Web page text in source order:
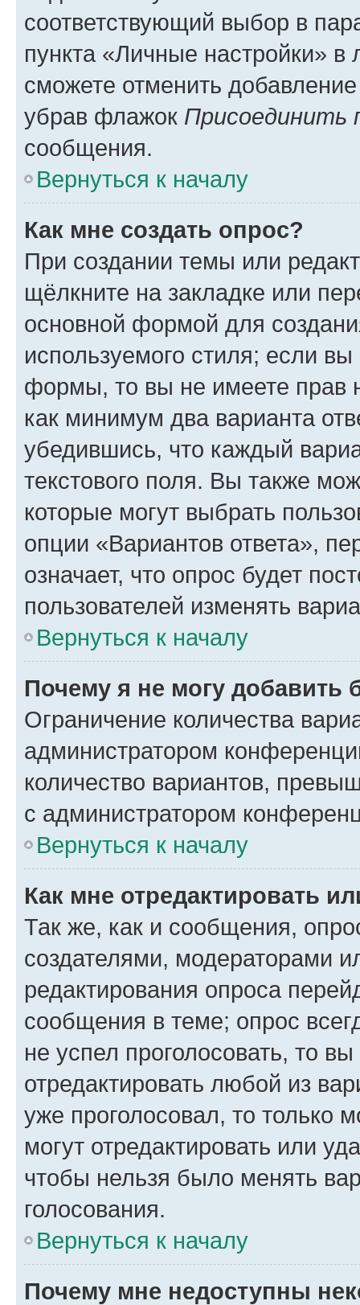
соответствующий выбор в
пункта «Личные настройки»
сможете отменить
убрав флажок Присоединить
сообщения.
Вернуться к началу
Как мне создать опрос?
При создании темы или
щёлкните на закладке или
основной формой для
используемого стиля; если
формы, то вы не имеете прав
как минимум два варианта
убедившись, что каждый
текстового поля. Вы также
которые могут выбрать
опции «Вариантов ответа»,
означает, что опрос будет
пользователей изменять
Вернуться к началу
Почему я не могу добавить
Ограничение количества
администратором
количество вариантов,
с администратором
Вернуться к началу
Как мне отредактировать
Так же, как и сообщения,
создателями, модераторами
редактирования опроса
сообщения в теме; опрос
не успел проголосовать, то
отредактировать любой из
уже проголосовал, то только
могут отредактировать или
чтобы нельзя было менять
голосования.
Вернуться к началу
Почему мне недоступны